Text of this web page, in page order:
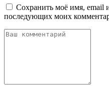
Сохранить моё имя, email
последующих моих